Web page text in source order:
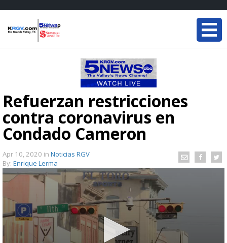
Refuerzan restricciones
contra coronavirus en
Condado Cameron
Apr 10, 2020 in Noticias RGV
By: Enrique Lerma